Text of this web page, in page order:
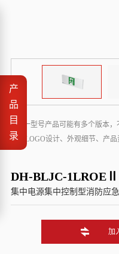
* 同一型号产品可能有多个版本
数、LOGO设计、外观细节、产品
DH-BLJC-
集中电源集中控制型消防应
加
产
品
目
录